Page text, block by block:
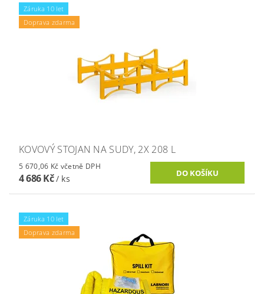
Záruka 10 let
Doprava zdarma
KOVOVÝ STOJAN NA SUDY, 2X 208 L
5 670,06 Kč včetně DPH
4 686 Kč/ ks
Záruka 10 let
Doprava zdarma